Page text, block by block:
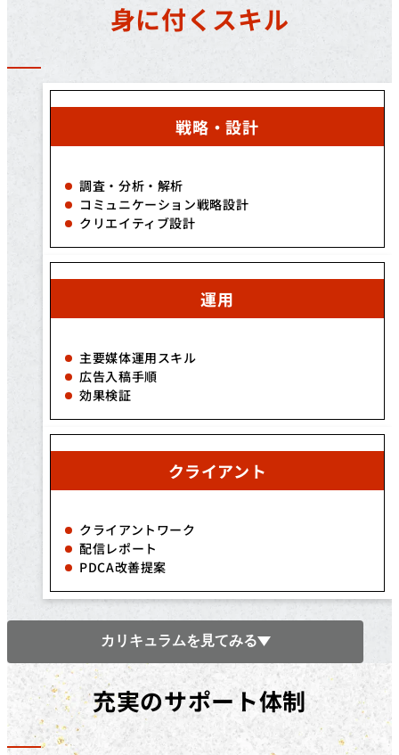
身に付くスキル
戦略・設計
調査・分析・解析
コミュニケーション戦略設計
クリエイティブ設計
運用
主要媒体運用スキル
広告入稿手順
効果検証
クライアント
クライアントワーク
配信レポート
PDCA改善提案
カリキュラムを見てみる
充実のサポート体制